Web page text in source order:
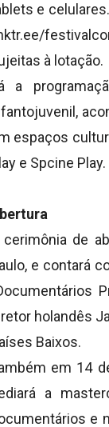
e
à lotação.
a
espaços
e Spcine Play.
cerimônia de
e contará
holandês
Baixos.
em 14
a
e